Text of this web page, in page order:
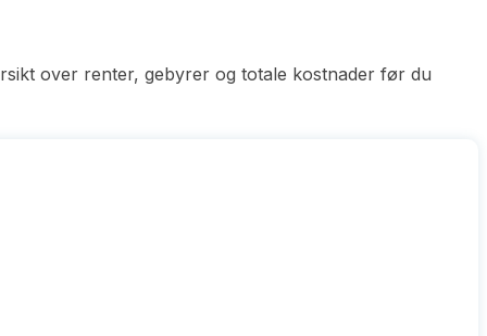
over renter, gebyrer og totale kostnader før du